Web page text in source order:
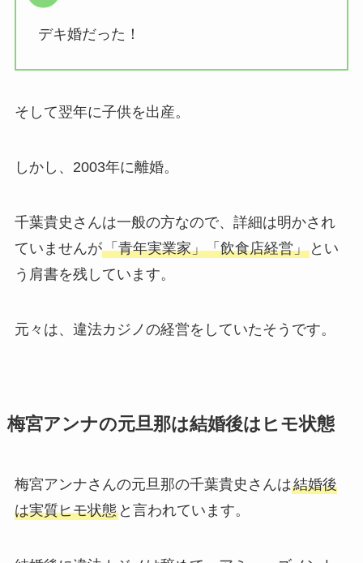
デキ婚だった！
そして翌年に子供を出産。
しかし、2003年に離婚。
千葉貴史さんは一般の方なので、詳細は明かされ
ていませんが「青年実業家」「飲食店経営」とい
う肩書を残しています。
元々は、違法カジノの経営をしていたそうです。
梅宮アンナの元旦那は結婚後はヒモ状態
梅宮アンナさんの元旦那の千葉貴史さんは結婚後
は実質ヒモ状態と言われています。